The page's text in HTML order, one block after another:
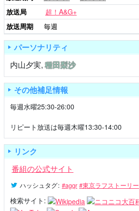
放送局
超！A&G+
放送周期
毎週
パーソナリティ
内山夕実,種田梨沙
その他補足情報
毎週水曜25:30-26:00
リピート放送は毎週木曜13:30-14:00
リンク
番組の公式サイト
ハッシュタグ: #agqr #東京ラフストーリー
検索サイト: